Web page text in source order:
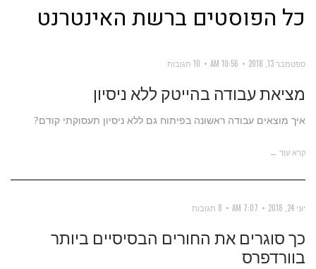
כל הפוסטים ברשת האינטרנט
ספטמבר 13, 2018 10:56 AM 10 תגובות
מציאת עבודה בהייטק ללא ניסיון
איך מוצאים עבודה ראשונה בפיתוח גם ללא ניסיון תעסוקתי קודם?
קרא עוד ←
יוני 24, 2018 7:07 AM 8 תגובות
כך סוגרים את החורים הבסיסיים ביותר
בוורדפרס